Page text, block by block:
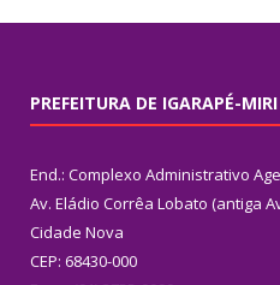
PREFEITURA DE IGARAPÉ-MIRI
End.: Complexo Administrativo
Av. Eládio Corrêa Lobato (antiga
Cidade Nova
CEP: 68430-000